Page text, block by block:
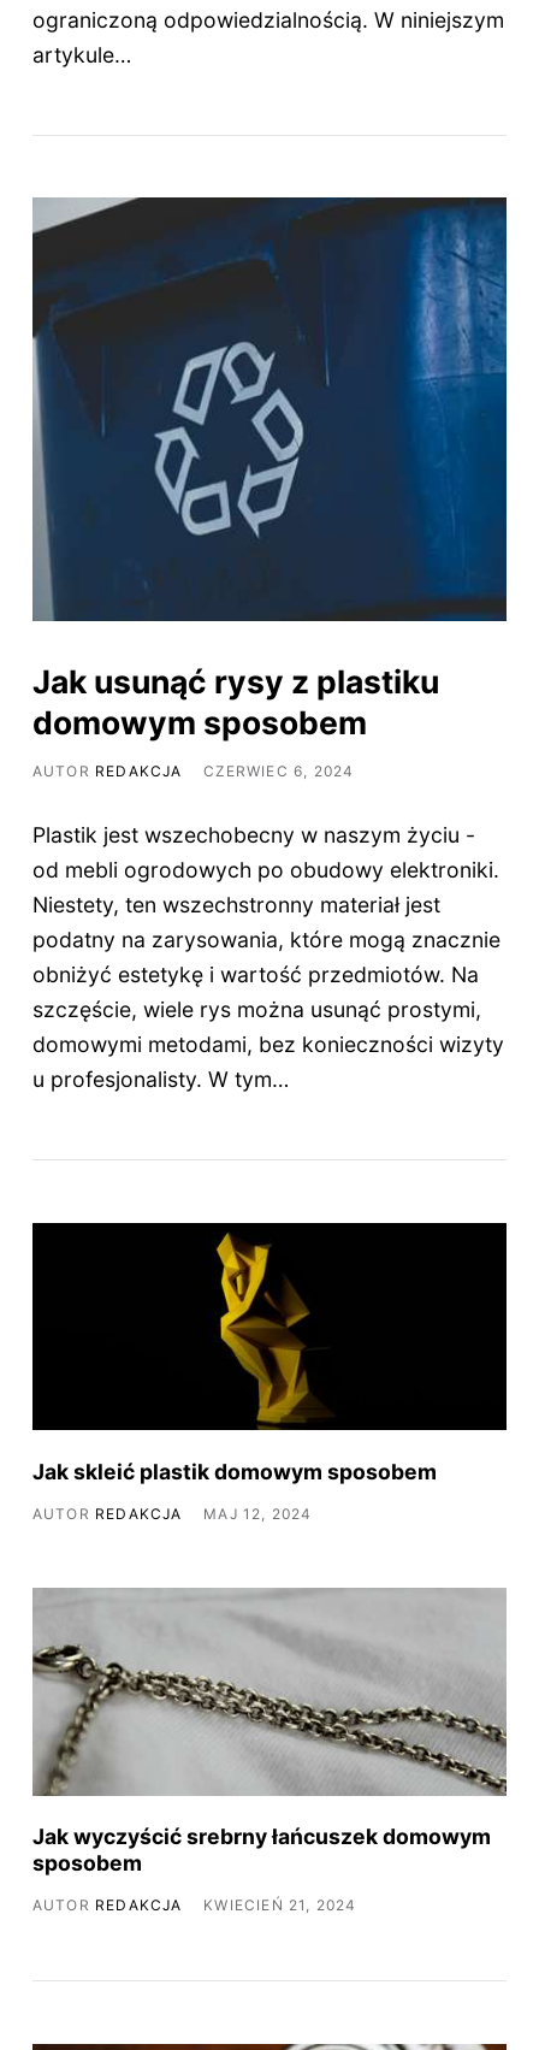
ograniczoną odpowiedzialnością. W niniejszym
artykule…
Jak usunąć rysy z plastiku
domowym sposobem
AUTOR REDAKCJA CZERWIEC 6, 2024
Plastik jest wszechobecny w naszym życiu -
od mebli ogrodowych po obudowy elektroniki.
Niestety, ten wszechstronny materiał jest
podatny na zarysowania, które mogą znacznie
obniżyć estetykę i wartość przedmiotów. Na
szczęście, wiele rys można usunąć prostymi,
domowymi metodami, bez konieczności wizyty
u profesjonalisty. W tym…
Jak skleić plastik domowym sposobem
AUTOR REDAKCJA MAJ 12, 2024
Jak wyczyścić srebrny łańcuszek domowym
sposobem
AUTOR REDAKCJA KWIECIEŃ 21, 2024